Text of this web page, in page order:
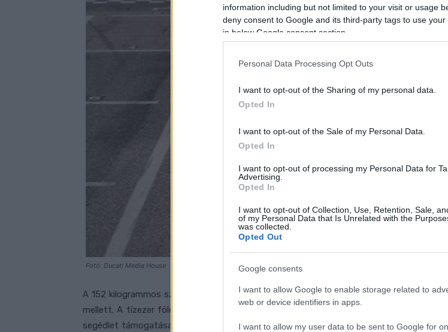
information including but not limited to your visit or usage
deny consent to Google and its third-party tags to use
in below Google consent section.
Personal Data Processing Opt Outs
I want to opt-out of the Sharing of my personal data.
Opted In
I want to opt-out of the Sale of my Personal Data.
Opted In
I want to opt-out of processing my Personal Data for
Advertising.
Opted In
I want to opt-out of Collection, Use, Retention, Sale,
of my Personal Data that Is Unrelated with the
was collected.
Opted Out
Google consents
I want to allow Google to enable storage related to
web or device identifiers in apps.
I want to allow my user data to be sent to Google for
Fotó: Ducati Media House
A 152 kilogrammos száraz súly azonban nem tűnik különösebben kevésnek a
mellett. A tízezer fölé forgó Desmo vezérlésű egyhengeres természetesen mindenféle
segédlet támogatása mellett dolgozik, és 43 lóerőre fojtott A2-es kivitelben is